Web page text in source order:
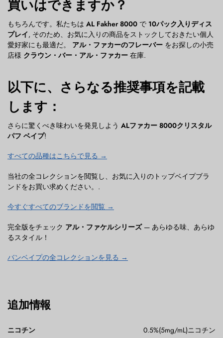
買いはできますか？
もちろんです。私たちは AL Fakher 8000 で 10パック入りディス
プレイ, そのため、お気に入りの商品をストックしておきたい個人
愛好家にも最適だ。 アル・ファカーのフレーバー をお探しの小売
店様 クラウン・バー・アル・ファカー 在庫.
以下に、さらなる推奨事項を記載
します：
さらに驚くべき味わいを発見しよう ALファカー 8000クリスタル
パフ ベイプ!
すべての品種はこちらで見る →
当社の全コレクションを閲覧し、お気に入りのトップベイプブラ
ンドをお買い求めください。.
今すぐすべてのブランドを閲覧 →
完全版をチェック アル・ファケルシリーズ— あらゆる味、あらゆ
るスタイル！
バンベイプの全コレクションを見る →
追加情報
ニコチン 0.5%(5mg/mL)ニコチン